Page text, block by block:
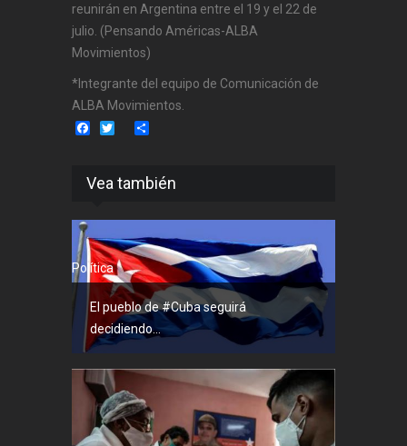
reunirán en Argentina entre el 19 y el 22 de
julio. (Pensando Américas-ALBA
Movimientos)
*Integrante del equipo de Comunicación de
ALBA Movimientos.
Facebook
Twitter
Vea también
Política
El pueblo de #Cuba seguirá
decidiendo...